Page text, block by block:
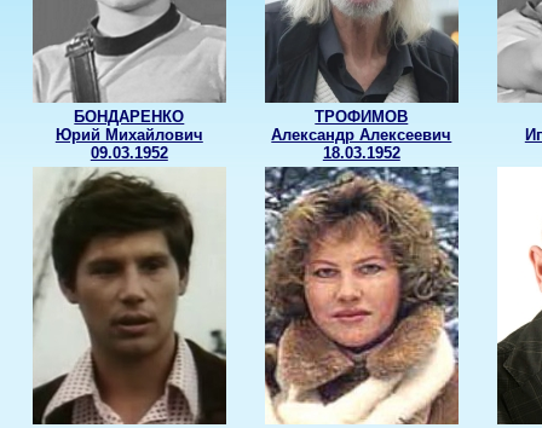
БОНДАРЕНКО
Юрий Михайлович
09.03.1952
ТРОФИМОВ
Александр Алексеевич
18.03.1952